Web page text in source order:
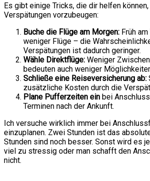
Es gibt einige Tricks, die dir helfen
Verspätungen vorzubeugen:
Buche die Flüge am Morgen: Früh
weniger Flüge – die
Verspätungen ist dadurch geringer.
Wähle Direktflüge: Weniger
bedeuten auch weniger
Schließe eine Reiseversicherung ab:
zusätzliche Kosten durch die
Plane Pufferzeiten ein bei
Terminen nach der Ankunft.
Ich versuche wirklich immer bei
einzuplanen. Zwei Stunden ist das
Stunden sind noch besser. Sonst wird es
viel zu stressig oder man schafft den
nicht.